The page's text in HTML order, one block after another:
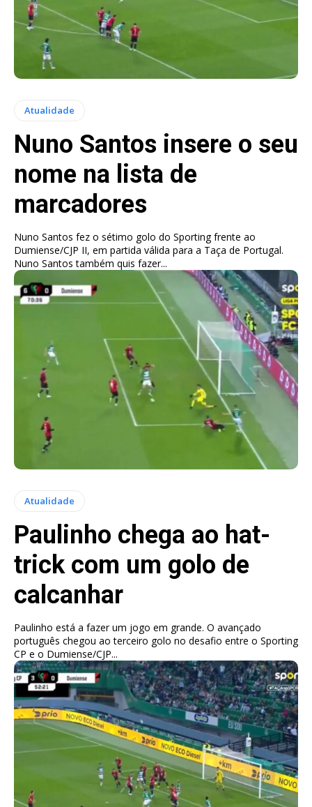
Atualidade
Nuno Santos insere o seu
nome na lista de
marcadores
Nuno Santos fez o sétimo golo do Sporting frente ao
Dumiense/CJP II, em partida válida para a Taça de Portugal.
Nuno Santos também quis fazer...
Atualidade
Paulinho chega ao hat-
trick com um golo de
calcanhar
Paulinho está a fazer um jogo em grande. O avançado
português chegou ao terceiro golo no desafio entre o Sporting
CP e o Dumiense/CJP...